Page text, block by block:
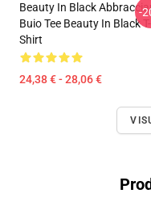
Beauty In Black
Buio Tee Beauty In Black T-
Shirt
24,38 € - 28,06 €
-